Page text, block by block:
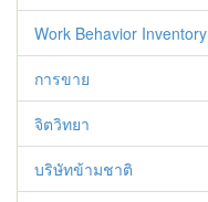
Work Behavior Inventory
การขาย
จิตวิทยา
บริษัทข้ามชาติ